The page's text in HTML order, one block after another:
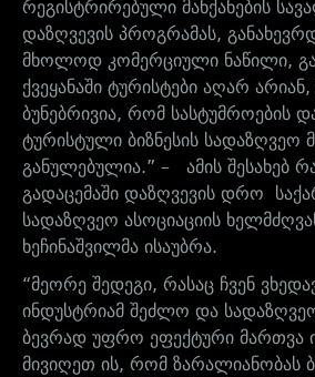
რეგისტრირებული მანქანების
დაზღვევის პროგრამას,
მხოლოდ კომერციული ნაწილი,
ქვეყანაში ტურისტები აღარ არიან,
ბუნებრივია, რომ სასტუმროების
ტურისტული ბიზნესის სადაზღვეო
განულებულია.” – ამის შესახებ
გადაცემაში დაზღვევის დრო
სადაზღვეო ასოციაციის
ხეჩინაშვილმა ისაუბრა.
“მეორე შედეგი, რასაც ჩვენ
ინდუსტრიამ შეძლო და სადაზღვეო
ბევრად უფრო ეფექტური მართვა
მივიღეთ ის, რომ ზარალიანობას